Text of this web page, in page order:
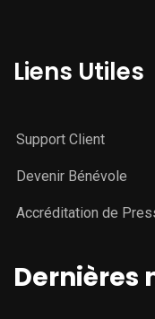
Liens Utiles
Support Client
Devenir Bénévole
Accréditation de
Dernières